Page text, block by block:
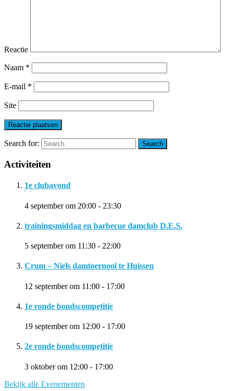
Reactie
Naam *
E-mail *
Site
Search for: Search
Activiteiten
1e clubavond
4 september om 20:00 - 23:30
trainingsmiddag en barbecue damclub D.E.S.
5 september om 11:30 - 22:00
Crum – Niels damtoernooi te Huissen
12 september om 11:00 - 17:00
1e ronde bondscompetitie
19 september om 12:00 - 17:00
2e ronde bondscompetitie
3 oktober om 12:00 - 17:00
Bekijk alle Evenementen